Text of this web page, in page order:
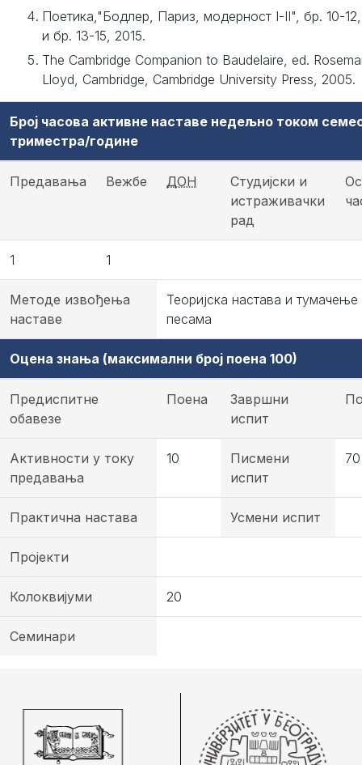
Поетика,"Бодлер, Париз, модерност I-II", бр. 10-
и бр. 13-15, 2015.
The Cambridge Companion to Baudelaire, ed.
Lloyd, Cambridge, Cambridge University Press, 2005.
Број часова активне наставе недељно током
триместра/године
Предавања Вежбе ДОН
Студијски и
истраживачки
рад
1 1
Методе извођења
наставе
Теоријска настава и тумачење
песама
Оцена знања (максимални број поена 100)
Предиспитне
обавезе
Поена
Завршни
испит
Активности у току
предавања
10
Писмени
испит
70
Практична настава Усмени испит
Пројекти
Колоквијуми 20
Семинари